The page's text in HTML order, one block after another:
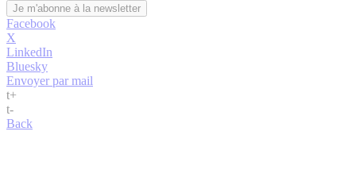
Facebook
X
LinkedIn
Bluesky
Envoyer par mail
t+
t-
Back